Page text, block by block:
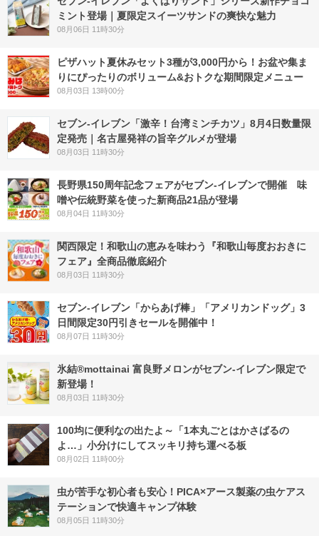
ミント登場｜夏限定スイーツサンドの爽快な魅力
08月06日 11時30分
ピザハット夏休みセット3種が3,000円から！お盆や集ま
りにぴったりのボリューム&おトクな期間限定メニュー
08月03日 13時00分
セブン-イレブン「激辛！台湾ミンチカツ」8月4日数量限
定発売｜名古屋発祥の旨辛グルメが登場
08月03日 11時30分
長野県150周年記念フェアがセブン-イレブンで開催 味
噌や伝統野菜を使った新商品21品が登場
08月04日 11時30分
関西限定！和歌山の恵みを味わう『和歌山毎度おおきに
フェア』全商品徹底紹介
08月03日 11時30分
セブン‐イレブン「からあげ棒」「アメリカンドッグ」3
日間限定30円引きセールを開催中！
08月07日 11時30分
氷結®mottainai 富良野メロンがセブン‐イレブン限定で
新登場！
08月03日 11時30分
100均に便利なの出たよ～「1本丸ごとはかさばるの
よ…」小分けにしてスッキリ持ち運べる板
08月02日 11時00分
虫が苦手な初心者も安心！PICA×アース製薬の虫ケアス
テーションで快適キャンプ体験
08月05日 11時30分